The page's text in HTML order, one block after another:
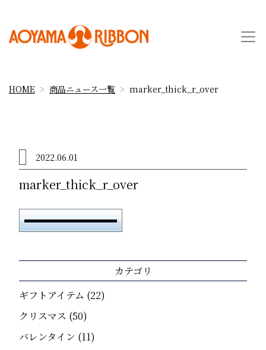
HOME 商品ニュース一覧 marker_thick_r_over
2022.06.01
marker_thick_r_over
カテゴリ
ギフトアイテム (22)
クリスマス (50)
バレンタイン (11)